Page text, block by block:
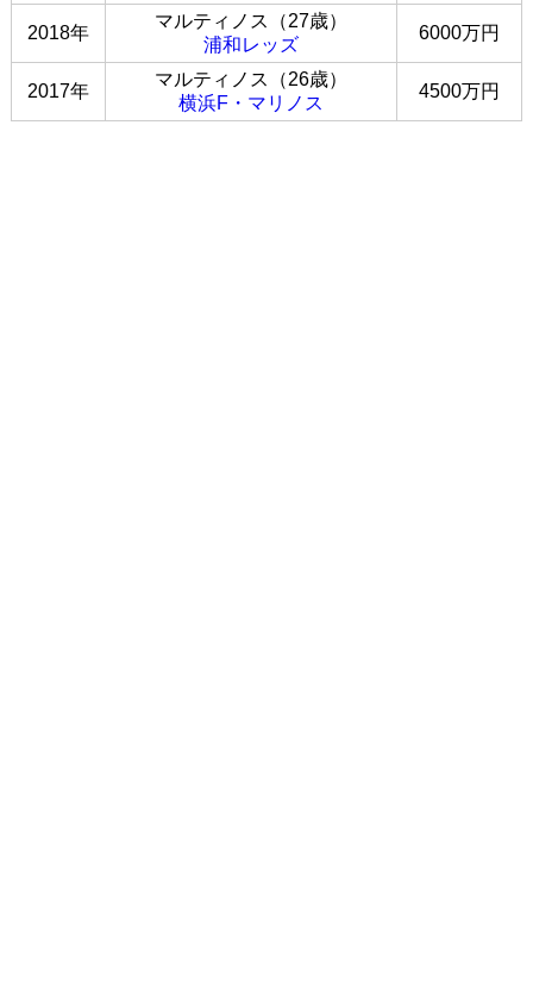
2018年
マルティノス（27歳）
浦和レッズ
6000万円
2017年
マルティノス（26歳）
横浜F・マリノス
4500万円